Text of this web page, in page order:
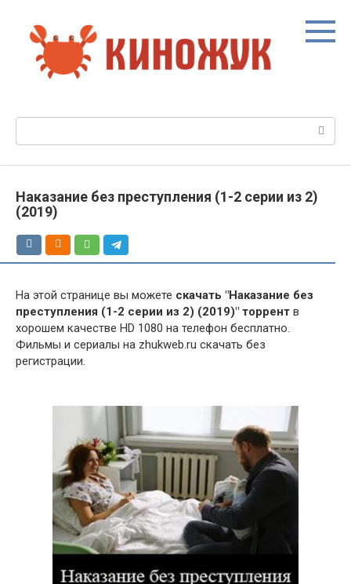
контенту
Наказание без преступления (1-2 серии из 2)
(2019)
На этой странице вы можете скачать "Наказание без
преступления (1-2 серии из 2) (2019)" торрент в
хорошем качестве HD 1080 на телефон бесплатно.
Фильмы и сериалы на zhukweb.ru скачать без
регистрации.